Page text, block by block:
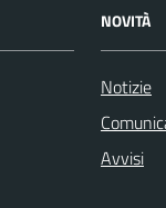
NOVITÀ
Notizie
Avvisi